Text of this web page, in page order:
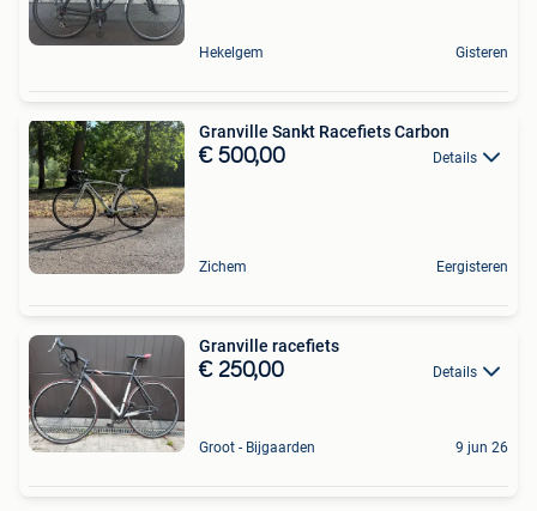
Hekelgem Gisteren
Granville Sankt Racefiets Carbon
€ 500,00 Details
Zichem Eergisteren
Granville racefiets
€ 250,00 Details
Groot - Bijgaarden 9 jun 26